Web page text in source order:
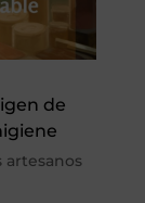
de
artesanos